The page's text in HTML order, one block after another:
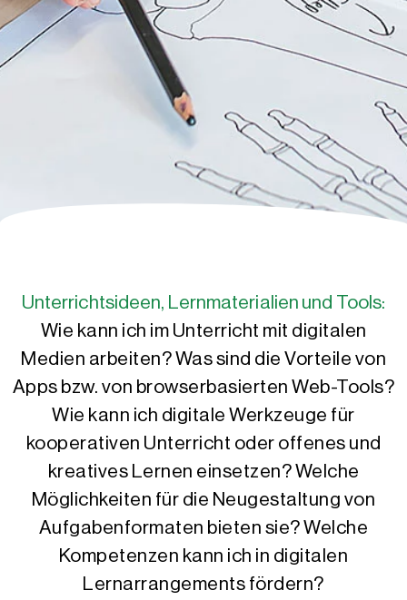
Unterrichtsideen, Lernmaterialien und Tools:
Wie kann ich im Unterricht mit digitalen
Medien arbeiten? Was sind die Vorteile von
Apps bzw. von browserbasierten Web-Tools?
Wie kann ich digitale Werkzeuge für
kooperativen Unterricht oder offenes und
kreatives Lernen einsetzen? Welche
Möglichkeiten für die Neugestaltung von
Aufgabenformaten bieten sie? Welche
Kompetenzen kann ich in digitalen
Lernarrangements fördern?